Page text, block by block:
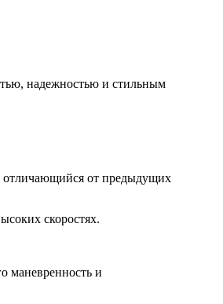
надежностью и стильным
отличающийся от предыдущих
скоростях.
маневренность и